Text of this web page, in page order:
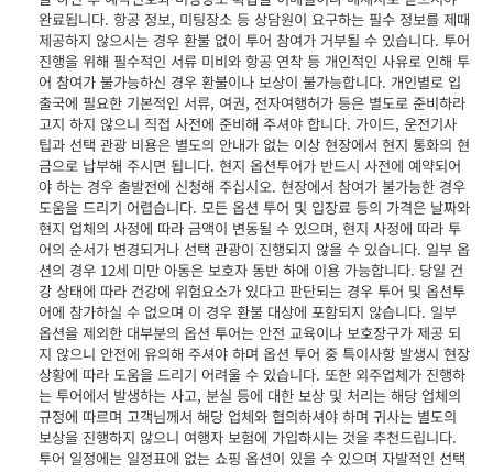
완료됩니다. 항공 정보, 미팅장소 등 상담원이 요구하는 필수 정보를 제때
제공하지 않으시는 경우 환불 없이 투어 참여가 거부될 수 있습니다. 투어
진행을 위해 필수적인 서류 미비와 항공 연착 등 개인적인 사유로 인해 투
어 참여가 불가능하신 경우 환불이나 보상이 불가능합니다. 개인별로 입
출국에 필요한 기본적인 서류, 여권, 전자여행허가 등은 별도로 준비하라
고지 하지 않으니 직접 사전에 준비해 주셔야 합니다. 가이드, 운전기사
팁과 선택 관광 비용은 별도의 안내가 없는 이상 현장에서 현지 통화의 현
금으로 납부해 주시면 됩니다. 현지 옵션투어가 반드시 사전에 예약되어
야 하는 경우 출발전에 신청해 주십시오. 현장에서 참여가 불가능한 경우
도움을 드리기 어렵습니다. 모든 옵션 투어 및 입장료 등의 가격은 날짜와
현지 업체의 사정에 따라 금액이 변동될 수 있으며, 현지 사정에 따라 투
어의 순서가 변경되거나 선택 관광이 진행되지 않을 수 있습니다. 일부 옵
션의 경우 12세 미만 아동은 보호자 동반 하에 이용 가능합니다. 당일 건
강 상태에 따라 건강에 위험요소가 있다고 판단되는 경우 투어 및 옵션투
어에 참가하실 수 없으며 이 경우 환불 대상에 포함되지 않습니다. 일부
옵션을 제외한 대부분의 옵션 투어는 안전 교육이나 보호장구가 제공 되
지 않으니 안전에 유의해 주셔야 하며 옵션 투어 중 특이사항 발생시 현장
상황에 따라 도움을 드리기 어려울 수 있습니다. 또한 외주업체가 진행하
는 투어에서 발생하는 사고, 분실 등에 대한 보상 및 처리는 해당 업체의
규정에 따르며 고객님께서 해당 업체와 협의하셔야 하며 귀사는 별도의
보상을 진행하지 않으니 여행자 보험에 가입하시는 것을 추천드립니다.
투어 일정에는 일정표에 없는 쇼핑 옵션이 있을 수 있으며 자발적인 선택